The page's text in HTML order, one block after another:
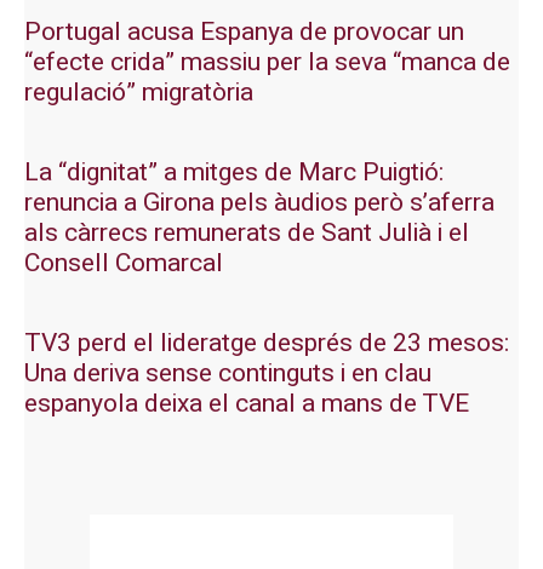
Portugal acusa Espanya de provocar un
“efecte crida” massiu per la seva “manca de
regulació” migratòria
La “dignitat” a mitges de Marc Puigtió:
renuncia a Girona pels àudios però s’aferra
als càrrecs remunerats de Sant Julià i el
Consell Comarcal
TV3 perd el lideratge després de 23 mesos:
Una deriva sense continguts i en clau
espanyola deixa el canal a mans de TVE